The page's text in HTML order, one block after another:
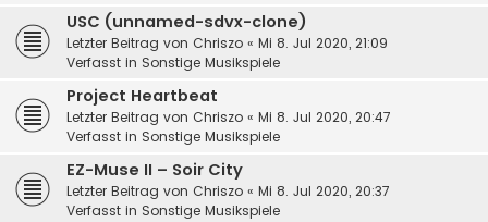
USC (unnamed-sdvx-clone)
Letzter Beitrag von Chriszo « Mi 8. Jul 2020, 21:09
Verfasst in Sonstige Musikspiele
Project Heartbeat
Letzter Beitrag von Chriszo « Mi 8. Jul 2020, 20:47
Verfasst in Sonstige Musikspiele
EZ-Muse II – Soir City
Letzter Beitrag von Chriszo « Mi 8. Jul 2020, 20:37
Verfasst in Sonstige Musikspiele